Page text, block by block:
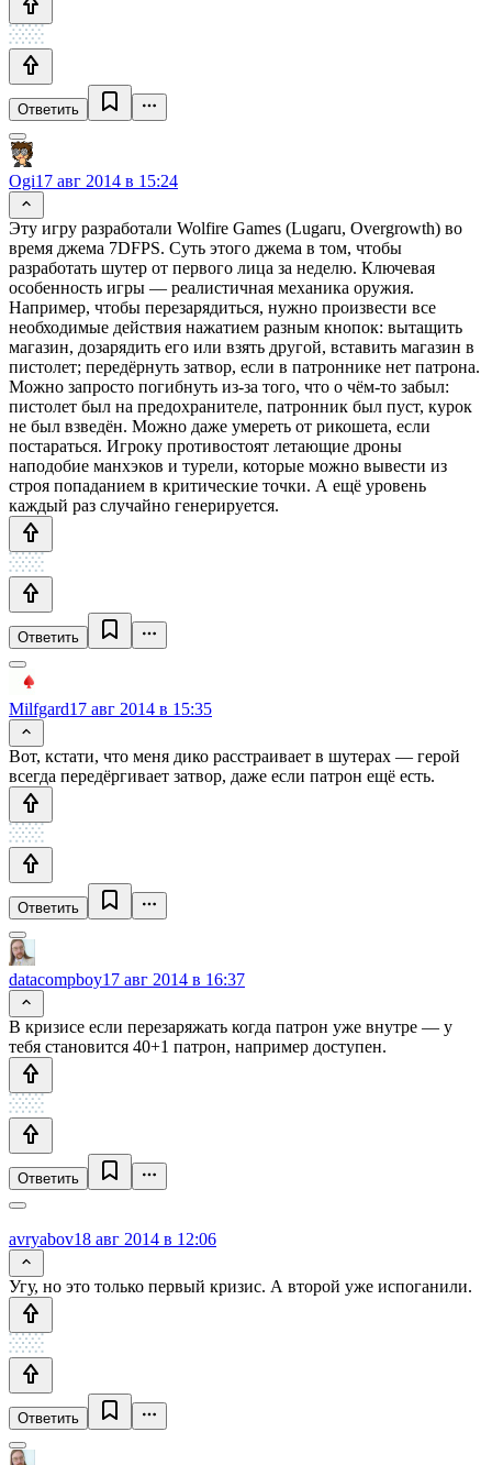
Ответить
Ogi17 авг 2014 в 15:24
Эту игру разработали Wolfire Games (Lugaru, Overgrowth) во
время джема 7DFPS. Суть этого джема в том, чтобы
разработать шутер от первого лица за неделю. Ключевая
особенность игры — реалистичная механика оружия.
Например, чтобы перезарядиться, нужно произвести все
необходимые действия нажатием разным кнопок: вытащить
магазин, дозарядить его или взять другой, вставить магазин в
пистолет; передёрнуть затвор, если в патроннике нет патрона.
Можно запросто погибнуть из-за того, что о чём-то забыл:
пистолет был на предохранителе, патронник был пуст, курок
не был взведён. Можно даже умереть от рикошета, если
постараться. Игроку противостоят летающие дроны
наподобие манхэков и турели, которые можно вывести из
строя попаданием в критические точки. А ещё уровень
каждый раз случайно генерируется.
Ответить
Milfgard17 авг 2014 в 15:35
Вот, кстати, что меня дико расстраивает в шутерах — герой
всегда передёргивает затвор, даже если патрон ещё есть.
Ответить
datacompboy17 авг 2014 в 16:37
В кризисе если перезаряжать когда патрон уже внутре — у
тебя становится 40+1 патрон, например доступен.
Ответить
avryabov18 авг 2014 в 12:06
Угу, но это только первый кризис. А второй уже испоганили.
Ответить